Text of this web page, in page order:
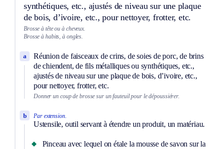
synthétiques, etc., ajustés de niveau sur une plaque
de bois, d’ivoire, etc., pour nettoyer, frotter, etc.
Brosse à tête ou à cheveux.
Brosse à habits, à ongles.
Réunion de faisceaux de crins, de soies de porc, de brins
de chiendent, de fils métalliques ou synthétiques, etc.,
ajustés de niveau sur une plaque de bois, d’ivoire, etc.,
pour nettoyer, frotter, etc.
a
Donner un coup de brosse sur un fauteuil pour le dépoussiérer.
Par extension.
Ustensile, outil servant à étendre un produit, un matériau.
b
Pinceau avec lequel on étale la mousse de savon sur la